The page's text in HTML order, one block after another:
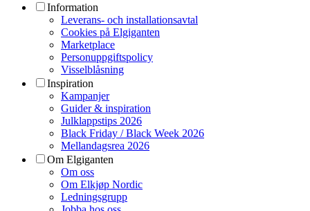
Information
Leverans- och installationsavtal
Cookies på Elgiganten
Marketplace
Personuppgiftspolicy
Visselblåsning
Inspiration
Kampanjer
Guider & inspiration
Julklappstips 2026
Black Friday / Black Week 2026
Mellandagsrea 2026
Om Elgiganten
Om oss
Om Elkjøp Nordic
Ledningsgrupp